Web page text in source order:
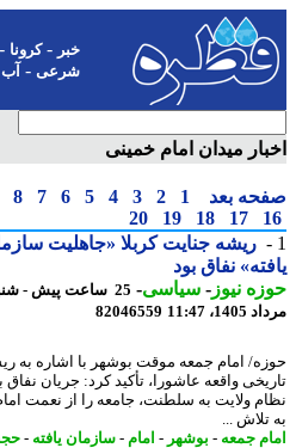
-کرونا-
شرعی-آب و
میدان امام خمینی
بعد 1
2
3
4
5
6
7
8
9
17
18
19
20
ریشه جنایت کربلا «جاهلیت سازمان
نفاق بود
نیوز-سیاسی-
25 ساعت پیش -
11:47
82046559
امام جمعه موقت بوشهر با اشاره به ریشه
واقعه عاشورا، تأکید کرد: جریان نفاق با
ولایت به سلطنت، جامعه را از نعمت امام
...
جمعه-بوشهر-امام -سازمان یافته -حجت